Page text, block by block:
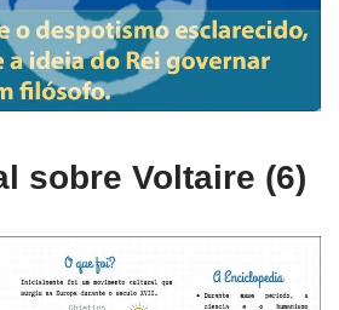
sobre Voltaire (6)